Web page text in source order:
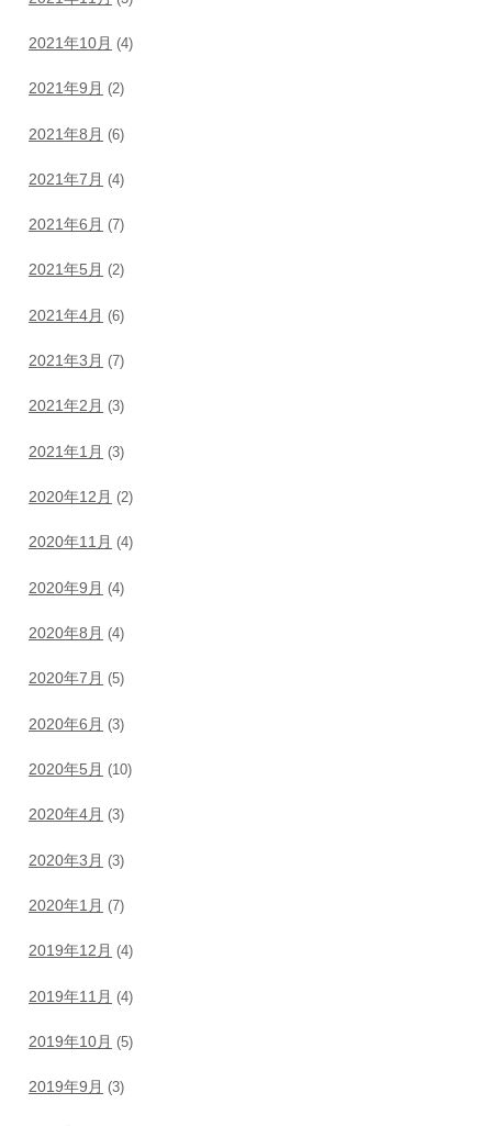
2021年10月 (4)
2021年9月 (2)
2021年8月 (6)
2021年7月 (4)
2021年6月 (7)
2021年5月 (2)
2021年4月 (6)
2021年3月 (7)
2021年2月 (3)
2021年1月 (3)
2020年12月 (2)
2020年11月 (4)
2020年9月 (4)
2020年8月 (4)
2020年7月 (5)
2020年6月 (3)
2020年5月 (10)
2020年4月 (3)
2020年3月 (3)
2020年1月 (7)
2019年12月 (4)
2019年11月 (4)
2019年10月 (5)
2019年9月 (3)